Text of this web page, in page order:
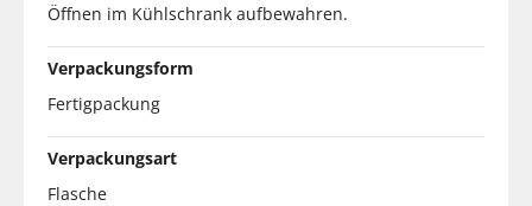
Öffnen im Kühlschrank aufbewahren.
Verpackungsform
Fertigpackung
Verpackungsart
Flasche